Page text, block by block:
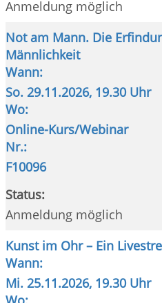
Anmeldung möglich
Not am Mann. Die
Männlichkeit
Wann:
So. 29.11.2026, 19.30 Uhr
Wo:
Online-Kurs/Webinar
Nr.:
F10096
Status:
Anmeldung möglich
Kunst im Ohr – Ein
Wann:
Mi. 25.11.2026, 19.30 Uhr